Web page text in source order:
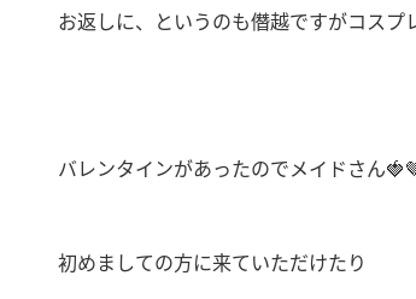
お返しに、というのも僭越ですがコスプ
バレンタインがあったのでメイドさん
初めましての方に来ていただけたり